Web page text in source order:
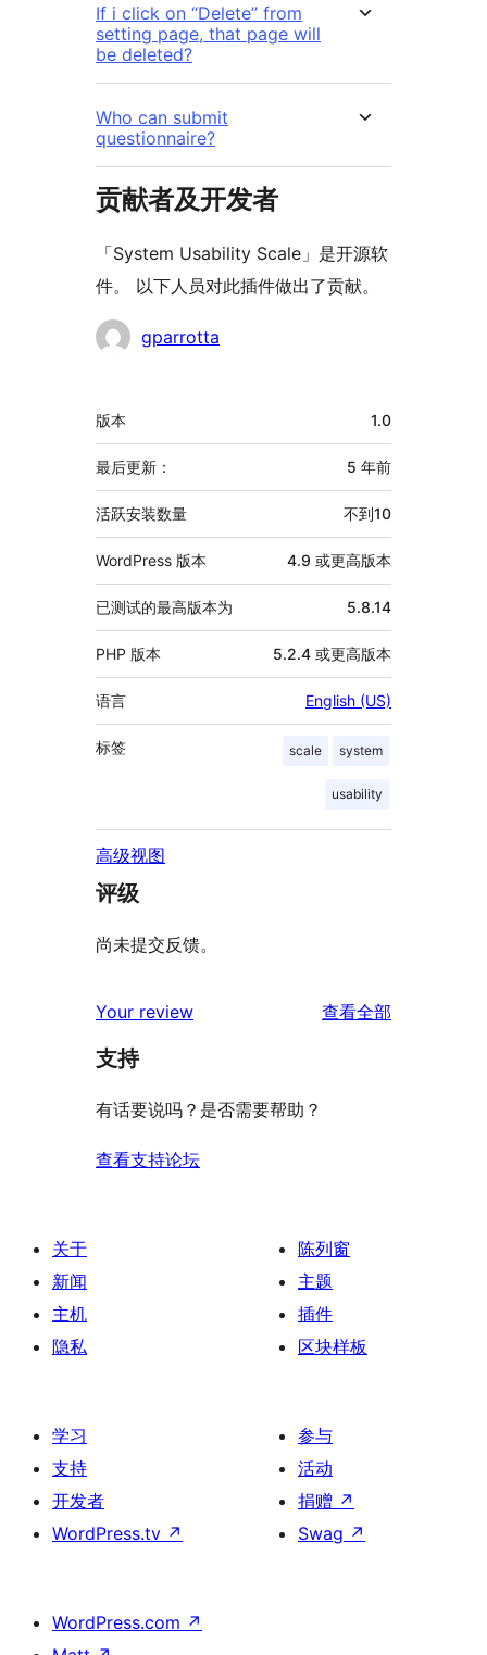
If i click on “Delete” from
setting page, that page will
be deleted?
Who can submit
questionnaire?
贡献者及开发者
「System Usability Scale」是开源软
件。 以下人员对此插件做出了贡献。
贡
gparrotta
额
外
信
息
版本 1.0
最后更新： 5 年前
活跃安装数量 不到10
WordPress 版本 4.9 或更高版本
已测试的最高版本为 5.8.14
PHP 版本 5.2.4 或更高版本
语言 English (US)
标签 scale system
usability
高级视图
评级
尚未提交反馈。
Your review 查看全部
支持
有话要说吗？是否需要帮助？
查看支持论坛
关于
新闻
主机
隐私
陈列窗
主题
插件
区块样板
学习
支持
开发者
WordPress.tv ↗
参与
活动
捐赠 ↗
Swag ↗
WordPress.com ↗